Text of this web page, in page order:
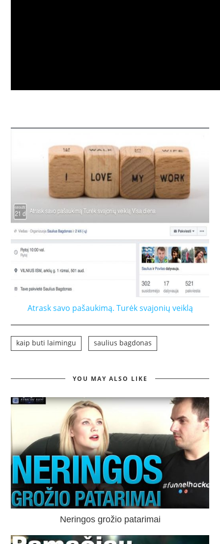
Atrask savo pašaukimą. Turėk svajonių veiklą
kaip buti laimingu saulius bagdonas
YOU MAY ALSO LIKE
Neringos grožio patarimai